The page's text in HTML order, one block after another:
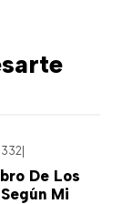
|
De Los
Mi